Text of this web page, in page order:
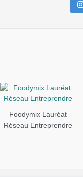
Foodymix Lauréat
Réseau Entreprendre